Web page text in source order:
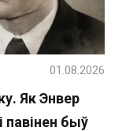
Як Энвер
павінен быў
01.08.2026